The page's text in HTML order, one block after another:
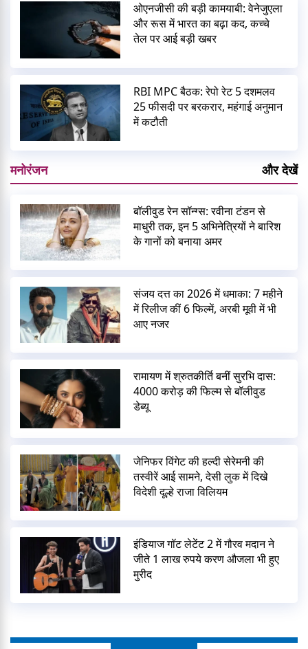
ओएनजीसी की बड़ी कामयाबी: वेनेजुएला
और रूस में भारत का बढ़ा कद, कच्चे
तेल पर आई बड़ी खबर
RBI MPC बैठक: रेपो रेट 5 दशमलव
25 फीसदी पर बरकरार, महंगाई अनुमान
में कटौती
मनोरंजन और देखें
बॉलीवुड रेन सॉन्ग्स: रवीना टंडन से
माधुरी तक, इन 5 अभिनेत्रियों ने बारिश
के गानों को बनाया अमर
संजय दत्त का 2026 में धमाका: 7 महीने
में रिलीज कीं 6 फिल्में, अरबी मूवी में भी
आए नजर
रामायण में श्रुतकीर्ति बनीं सुरभि दास:
4000 करोड़ की फिल्म से बॉलीवुड
डेब्यू
जेनिफर विंगेट की हल्दी सेरेमनी की
तस्वीरें आई सामने, देसी लुक में दिखे
विदेशी दूल्हे राजा विलियम
इंडियाज गॉट लेटेंट 2 में गौरव मदान ने
जीते 1 लाख रुपये करण औजला भी हुए
मुरीद